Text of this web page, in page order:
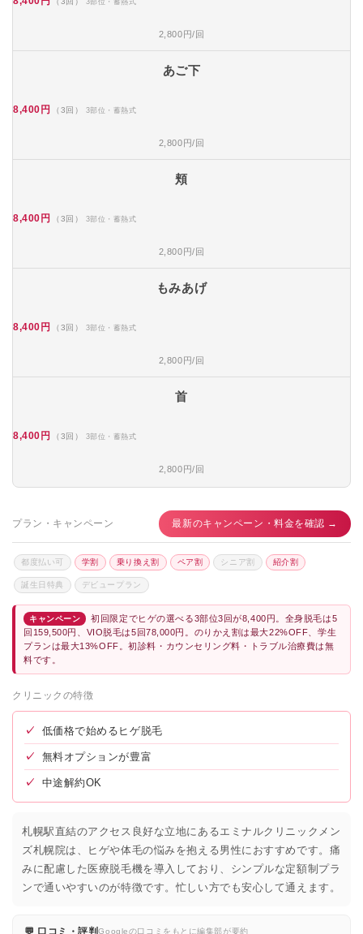
2,800円/回
あご下
8,400円 （3回） 3部位・蓄熱式
2,800円/回
頬
8,400円 （3回） 3部位・蓄熱式
2,800円/回
もみあげ
8,400円 （3回） 3部位・蓄熱式
2,800円/回
首
8,400円 （3回） 3部位・蓄熱式
2,800円/回
プラン・キャンペーン 最新のキャンペーン・料金を確認 →
都度払い可 学割 乗り換え割 ペア割 シニア割 紹介割
誕生日特典 デビュープラン
キャンペーン
初回限定でヒゲの選べる3部位3回が8,400円。全身脱毛は5
回159,500円、VIO脱毛は5回78,000円。のりかえ割は最大22%OFF、学生
プランは最大13%OFF。初診料・カウンセリング料・トラブル治療費は無
料です。
クリニックの特徴
✓ 低価格で始めるヒゲ脱毛
✓ 無料オプションが豊富
✓ 中途解約OK
札幌駅直結のアクセス良好な立地にあるエミナルクリニックメン
ズ札幌院は、ヒゲや体毛の悩みを抱える男性におすすめです。痛
みに配慮した医療脱毛機を導入しており、シンプルな定額制プラ
ンで通いやすいのが特徴です。忙しい方でも安心して通えます。
💬 口コミ・評判Googleの口コミをもとに編集部が要約